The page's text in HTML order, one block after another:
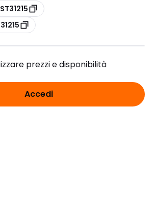
prezzi e disponibilità
Accedi